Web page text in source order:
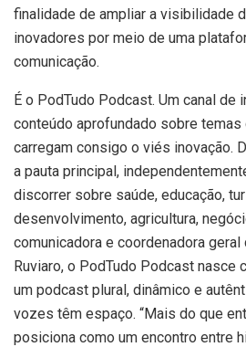
finalidade de ampliar a visibilidade
inovadores por meio de uma
comunicação.
É o PodTudo Podcast. Um canal de
conteúdo aprofundado sobre
carregam consigo o viés inovação.
a pauta principal,
discorrer sobre saúde, educação,
desenvolvimento, agricultura,
comunicadora e coordenadora geral
Ruviaro, o PodTudo Podcast nasce
um podcast plural, dinâmico e
vozes têm espaço. “Mais do que
posiciona como um encontro entre